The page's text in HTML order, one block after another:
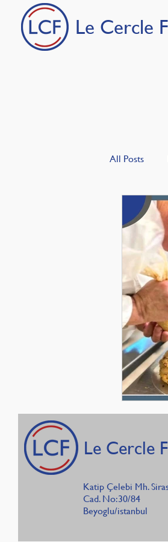
Le Cercle
All Posts
La Bulle
Le Cercle
Katip Çelebi Mh.
Cad. No:30/84
Beyoglu/istanbul